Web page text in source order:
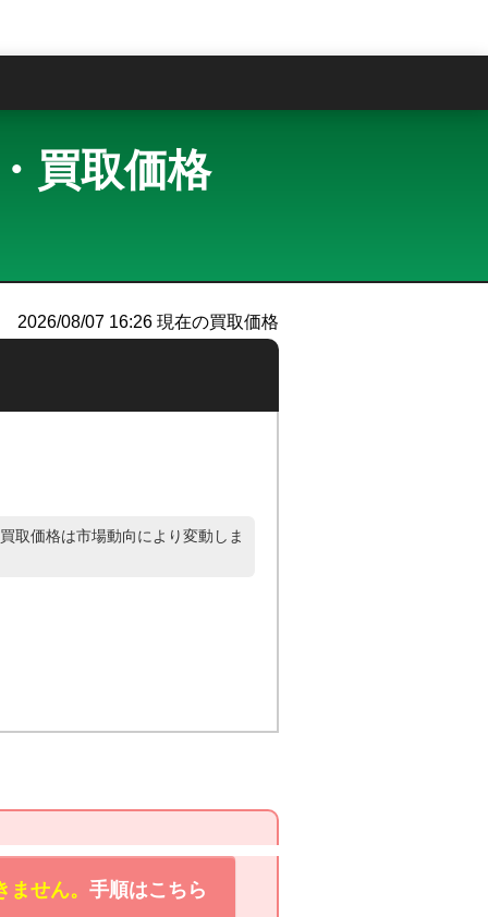
買取価格
2026/08/07 16:26 現在の買取価格
取価格は市場動向により変動しま
せん。 手順はこちら